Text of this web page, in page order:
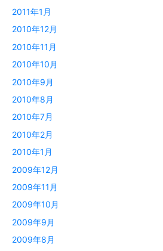
2011年1月
2010年12月
2010年11月
2010年10月
2010年9月
2010年8月
2010年7月
2010年2月
2010年1月
2009年12月
2009年11月
2009年10月
2009年9月
2009年8月